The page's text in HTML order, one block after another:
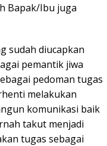
Bapak/Ibu juga
sudah diucapkan
pemantik jiwa
pedoman tugas
melakukan
komunikasi baik
takut menjadi
tugas sebagai